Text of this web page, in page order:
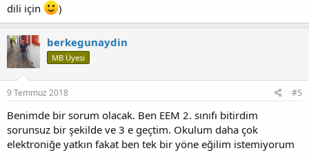
dili için
)
berkegunaydin
MB Üyesi
9 Temmuz 2018 #5
Benimde bir sorum olacak. Ben EEM 2. sınıfı bitirdim
sorunsuz bir şekilde ve 3 e geçtim. Okulum daha çok
elektroniğe yatkın fakat ben tek bir yöne eğilim istemiyorum